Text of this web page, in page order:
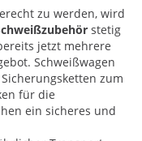
zu werden, wird
stetig
jetzt mehrere
Schweißwagen
zum
für die
ein sicheres und